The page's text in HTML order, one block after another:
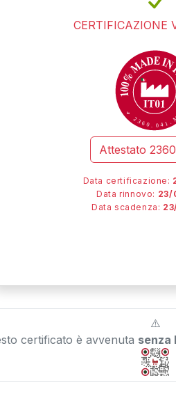
CERTIFICAZIONE
236 0 . 0 4 1 .
Attestato
Data certificazione:
Data rinnovo: 23/
Data scadenza:
⚠️
certificato è avvenuta senza